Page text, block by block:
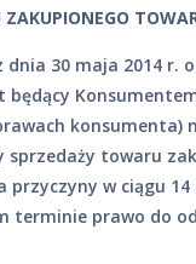
30 maja 2014 r.
będący
konsumenta)
sprzedaży towaru
przyczyny w ciągu
terminie prawo do